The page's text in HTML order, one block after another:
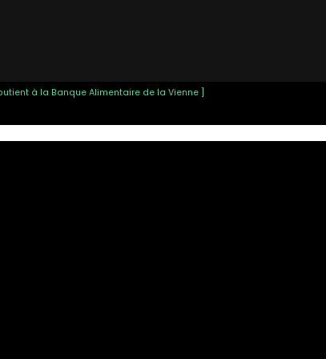
à la Banque Alimentaire de la Vienne ]